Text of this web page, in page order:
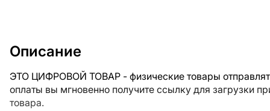
Описание
ЭТО ЦИФРОВОЙ ТОВАР - физические товары
оплаты вы мгновенно получите ссылку для загрузки
товара.